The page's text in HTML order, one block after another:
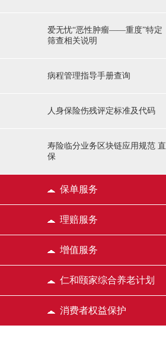
爱无忧“恶性肿瘤——重度”特定
筛查相关说明
病程管理指导手册查询
人身保险伤残评定标准及代码
寿险临分业务区块链应用规范 直
保
保单服务
理赔服务
增值服务
仁和颐家综合养老计划
消费者权益保护